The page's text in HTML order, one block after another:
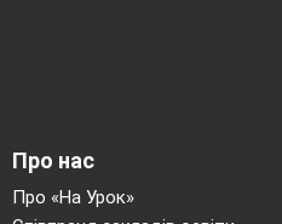
Про нас
Про «На Урок»